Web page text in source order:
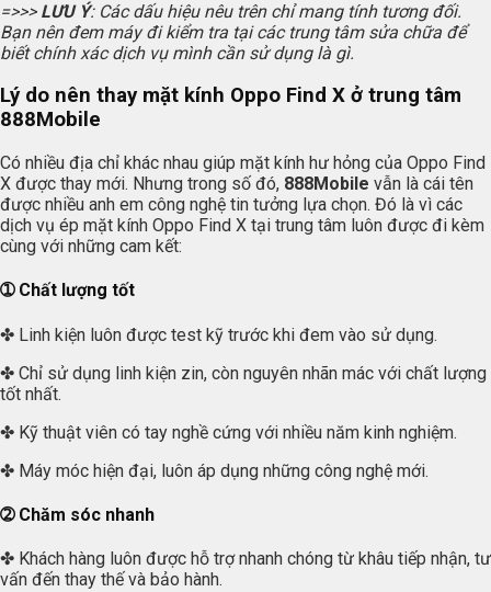
=>>> LƯU Ý: Các dấu hiệu nêu trên chỉ mang tính tương đối.
Bạn nên đem máy đi kiểm tra tại các trung tâm sửa chữa để
biết chính xác dịch vụ mình cần sử dụng là gì.
Lý do nên thay mặt kính Oppo Find X ở trung tâm
888Mobile
Có nhiều địa chỉ khác nhau giúp mặt kính hư hỏng của Oppo Find
X được thay mới. Nhưng trong số đó, 888Mobile vẫn là cái tên
được nhiều anh em công nghệ tin tưởng lựa chọn. Đó là vì các
dịch vụ ép mặt kính Oppo Find X tại trung tâm luôn được đi kèm
cùng với những cam kết:
➀ Chất lượng tốt
✤ Linh kiện luôn được test kỹ trước khi đem vào sử dụng.
✤ Chỉ sử dụng linh kiện zin, còn nguyên nhãn mác với chất lượng
tốt nhất.
✤ Kỹ thuật viên có tay nghề cứng với nhiều năm kinh nghiệm.
✤ Máy móc hiện đại, luôn áp dụng những công nghệ mới.
➁ Chăm sóc nhanh
✤ Khách hàng luôn được hỗ trợ nhanh chóng từ khâu tiếp nhận, tư
vấn đến thay thế và bảo hành.